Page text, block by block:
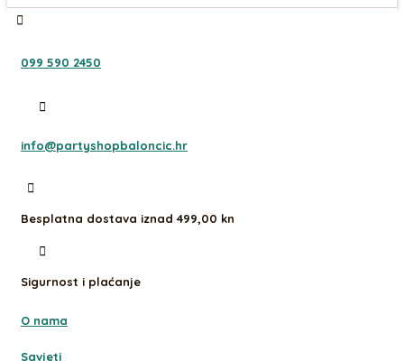
099 590 2450
info@partyshopbaloncic.hr
Besplatna dostava iznad 499,00 kn
Sigurnost i plaćanje
O nama
Savjeti